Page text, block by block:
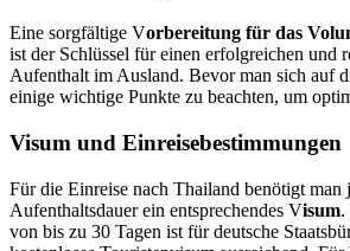
Eine sorgfältige Vorbereitung für das
ist der Schlüssel für einen erfolgreichen und
Aufenthalt im Ausland. Bevor man sich auf
einige wichtige Punkte zu beachten, um
Visum und Einreisebestimmungen
Für die Einreise nach Thailand benötigt man
Aufenthaltsdauer ein entsprechendes Visum.
von bis zu 30 Tagen ist für deutsche